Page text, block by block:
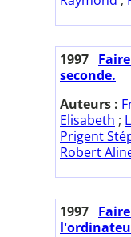
1997
seconde.
Auteurs :
Elisabeth ;
Prigent
Robert
1997